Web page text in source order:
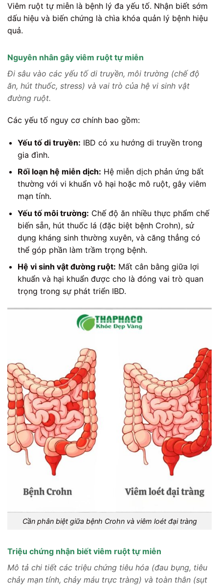
Viêm ruột tự miễn là bệnh lý đa yếu tố. Nhận biết sớm
dấu hiệu và biến chứng là chìa khóa quản lý bệnh hiệu
quả.
Nguyên nhân gây viêm ruột tự miễn
Đi sâu vào các yếu tố di truyền, môi trường (chế độ
ăn, hút thuốc, stress) và vai trò của hệ vi sinh vật
đường ruột.
Các yếu tố nguy cơ chính bao gồm:
Yếu tố di truyền: IBD có xu hướng di truyền trong
gia đình.
Rối loạn hệ miễn dịch: Hệ miễn dịch phản ứng bất
thường với vi khuẩn vô hại hoặc mô ruột, gây viêm
mạn tính.
Yếu tố môi trường: Chế độ ăn nhiều thực phẩm chế
biến sẵn, hút thuốc lá (đặc biệt bệnh Crohn), sử
dụng kháng sinh thường xuyên, và căng thẳng có
thể góp phần làm trầm trọng bệnh.
Hệ vi sinh vật đường ruột: Mất cân bằng giữa lợi
khuẩn và hại khuẩn được cho là đóng vai trò quan
trọng trong sự phát triển IBD.
Cần phân biệt giữa bệnh Crohn và viêm loét đại tràng
Triệu chứng nhận biết viêm ruột tự miễn
Mô tả chi tiết các triệu chứng tiêu hóa (đau bụng, tiêu
chảy mạn tính, chảy máu trực tràng) và toàn thân (sụt